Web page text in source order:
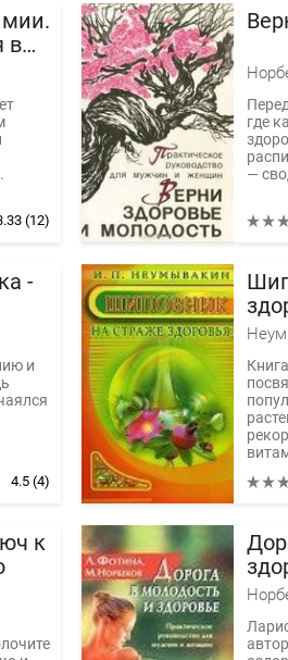
в
(12)
где
—
-
и
4.5 (4)
к